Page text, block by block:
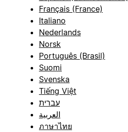
Français (France)
Italiano
Nederlands
Norsk
Português (Brasil)
Suomi
Svenska
Tiếng Việt
עברית
العربية
ภาษาไทย